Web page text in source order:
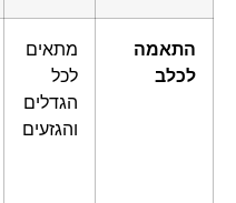
התאמה
לכלב
מתאים
לכל
הגדלים
והגזעים